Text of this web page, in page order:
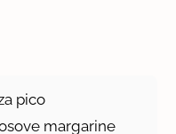
pico
margarine